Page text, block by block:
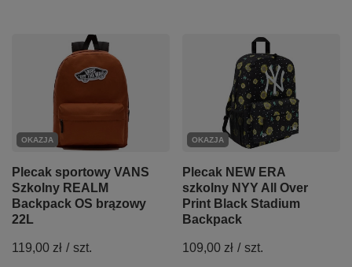
OKAZJA
Plecak sportowy VANS
Szkolny REALM
Backpack OS brązowy
22L
119,00 zł / szt.
OKAZJA
Plecak NEW ERA
szkolny NYY All Over
Print Black Stadium
Backpack
109,00 zł / szt.